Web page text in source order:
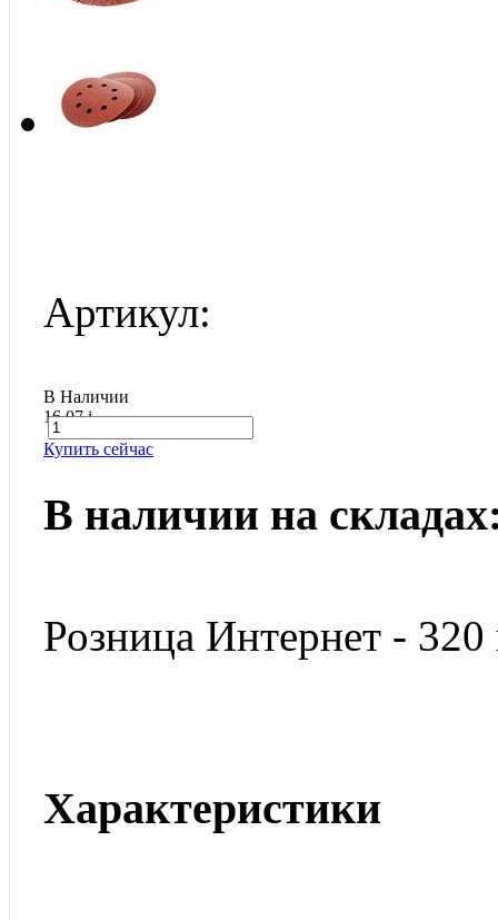
Артикул:
В Наличии
16.07i
Купить сейчас
В наличии на
Розница Интернет -
Характеристики